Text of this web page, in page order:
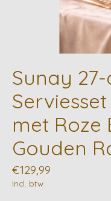
Sunay
met Roze
Gouden
€129,99
Incl. btw